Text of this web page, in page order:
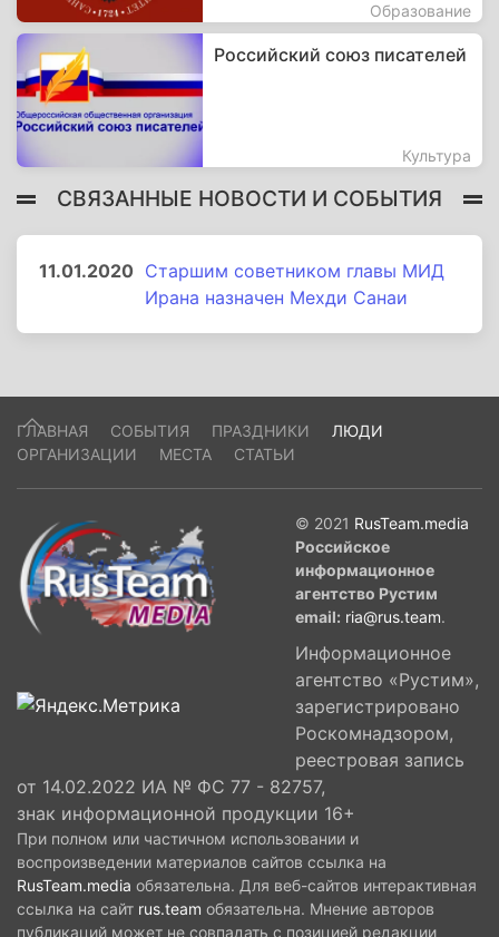
Образование
Российский союз писателей
Культура
СВЯЗАННЫЕ НОВОСТИ И СОБЫТИЯ
11.01.2020 Старшим советником главы МИД
Ирана назначен Мехди Санаи
ГЛАВНАЯ СОБЫТИЯ ПРАЗДНИКИ
ЛЮДИ
ОРГАНИЗАЦИИ
МЕСТА СТАТЬИ
© 2021 RusTeam.media
Российское
информационное
агентство Рустим
email: ria@rus.team.
Информационное
агентство «Рустим»,
зарегистрировано
Роскомнадзором,
реестровая запись
от 14.02.2022 ИА № ФС 77 - 82757,
знак информационной продукции 16+
При полном или частичном использовании и
воспроизведении материалов сайтов ссылка на
RusTeam.media обязательна. Для веб-сайтов интерактивная
ссылка на сайт rus.team обязательна. Мнение авторов
публикаций может не совпадать с позицией редакции